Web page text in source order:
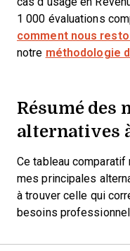
1 000 évaluations
comment nous
notre méthodologie
Résumé des
alternatives
Ce tableau
mes principales
à trouver celle qui
besoins